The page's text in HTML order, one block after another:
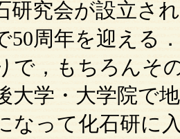
究会が設立さ
50周年を迎える
で，もちろんそ
大学・大学院で
なって化石研に